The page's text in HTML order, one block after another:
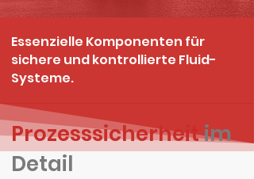
Essenzielle Komponenten für
sichere und kontrollierte Fluid-
Systeme.
Prozesssicherheitim
Detail